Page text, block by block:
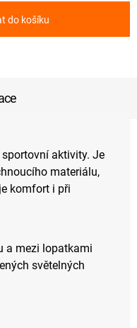
do košíku
aktivity. Je
materiálu,
komfort i při
a mezi lopatkami
světelných